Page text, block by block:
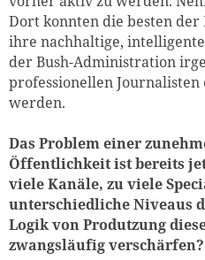
Dort konnten die besten
ihre nachhaltige,
der Bush-Administration
professionellen
werden.
Das Problem einer
Öffentlichkeit ist bereits
viele Kanäle, zu viele
unterschiedliche Niveaus
Logik von Produtzung
zwangsläufig verschärfen?